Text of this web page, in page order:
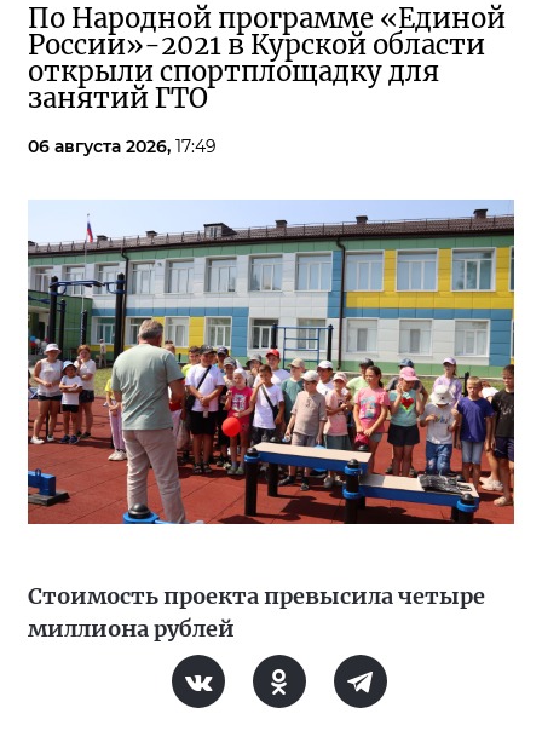
По Народной программе «Единой
России»-2021 в Курской области
открыли спортплощадку для
занятий ГТО
06 августа 2026, 17:49
Стоимость проекта превысила четыре
миллиона рублей